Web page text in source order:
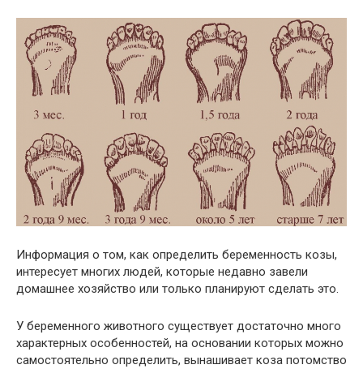
Информация о том, как определить беременность козы,
интересует многих людей, которые недавно завели
домашнее хозяйство или только планируют сделать это.
У беременного животного существует достаточно много
характерных особенностей, на основании которых можно
самостоятельно определить, вынашивает коза потомство